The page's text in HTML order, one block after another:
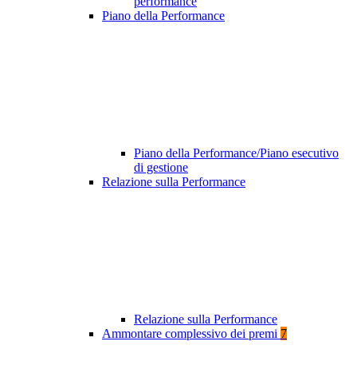
Piano della Performance
Piano della Performance/Piano esecutivo
di gestione
Relazione sulla Performance
Relazione sulla Performance
Ammontare complessivo dei premi 7